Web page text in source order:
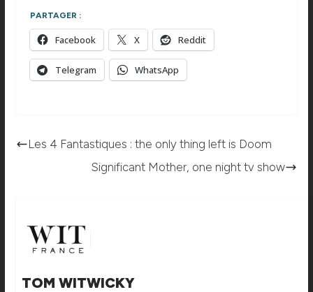
PARTAGER :
Facebook X Reddit
Telegram WhatsApp
Les 4 Fantastiques : the only thing left is Doom
Significant Mother, one night tv show
TOM WITWICKY